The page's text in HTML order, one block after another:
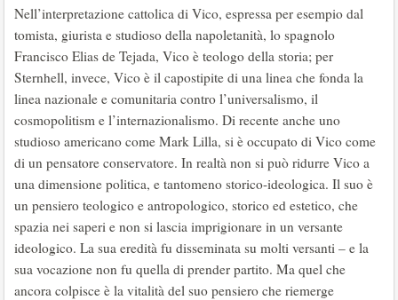
Nell’interpretazione cattolica di Vico, espressa per esempio dal
tomista, giurista e studioso della napoletanità, lo spagnolo
Francisco Elias de Tejada, Vico è teologo della storia; per
Sternhell, invece, Vico è il capostipite di una linea che fonda la
linea nazionale e comunitaria contro l’universalismo, il
cosmopolitism e l’internazionalismo. Di recente anche uno
studioso americano come Mark Lilla, si è occupato di Vico come
di un pensatore conservatore. In realtà non si può ridurre Vico a
una dimensione politica, e tantomeno storico-ideologica. Il suo è
un pensiero teologico e antropologico, storico ed estetico, che
spazia nei saperi e non si lascia imprigionare in un versante
ideologico. La sua eredità fu disseminata su molti versanti – e la
sua vocazione non fu quella di prender partito. Ma quel che
ancora colpisce è la vitalità del suo pensiero che riemerge